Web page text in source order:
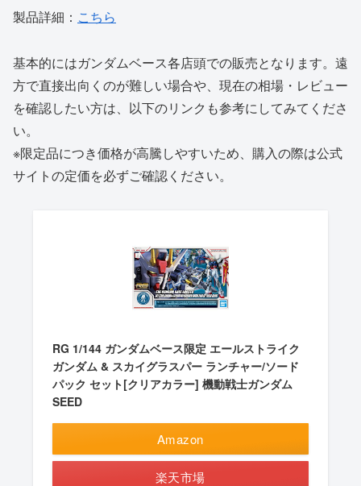
製品詳細： こちら
基本的にはガンダムベース各店頭での販売となります。遠
方で直接出向くのが難しい場合や、現在の相場・レビュー
を確認したい方は、以下のリンクも参考にしてみてくださ
い。
※限定品につき価格が高騰しやすいため、購入の際は公式
サイトの定価を必ずご確認ください。
RG 1/144 ガンダムベース限定 エールストライク
ガンダム & スカイグラスパー ランチャー/ソード
パック セット[クリアカラー] 機動戦士ガンダム
SEED
Amazon
楽天市場